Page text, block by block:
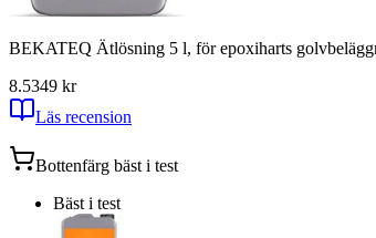
BEKATEQ Ätlösning 5 l, för epoxiharts
8.5349 kr
Läs recension
Bottenfärg bäst i test
Bäst i test